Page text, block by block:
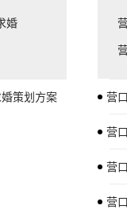
婚
策划方案 营
营
营
营